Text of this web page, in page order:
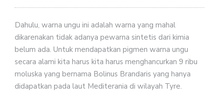
Dahulu, warna ungu ini adalah warna yang mahal
dikarenakan tidak adanya pewarna sintetis dari kimia
belum ada. Untuk mendapatkan pigmen warna ungu
secara alami kita harus kita harus menghancurkan 9 ribu
moluska yang bernama Bolinus Brandaris yang hanya
didapatkan pada laut Mediterania di wilayah Tyre.